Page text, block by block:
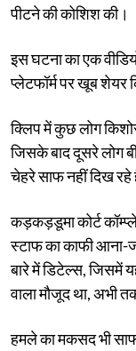
पीटने की कोशिश की।
इस घटना का एक
प्लेटफॉर्म पर खूब शेयर
क्लिप में कुछ लोग
जिसके बाद दूसरे लोग
चेहरे साफ नहीं दिख रहे
कड़कड़डूमा कोर्ट
स्टाफ का काफी आना-
बारे में डिटेल्स, जिसमें
वाला मौजूद था, अभी
हमले का मकसद भी